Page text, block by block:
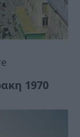
1970